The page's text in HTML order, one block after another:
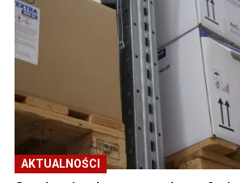
AKTUALNOŚCI